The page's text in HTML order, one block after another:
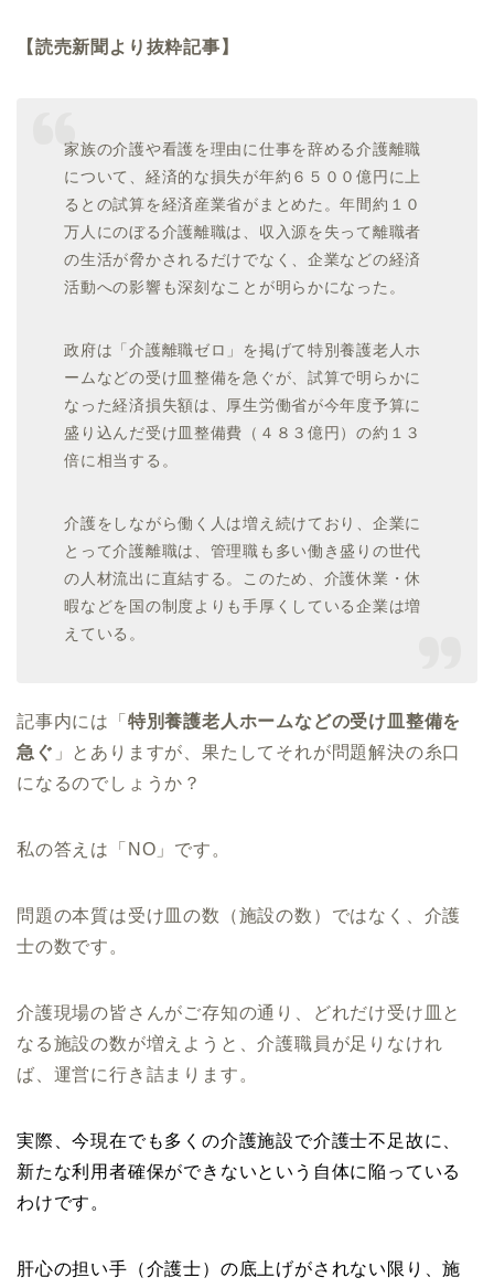
【読売新聞より抜粋記事】
家族の介護や看護を理由に仕事を辞める介護離職
について、 経済的な損失が年約６５００億円に上
るとの試算を経済産業省がま とめた。年間約１０
万人にのぼる介護離職は、 収入源を失って離職者
の生活が脅かされるだけでなく、 企業などの経済
活動への影響も深刻なことが明らかになった。
政府は「介護離職ゼロ」 を掲げて特別養護老人ホ
ームなどの受け皿整備を急ぐが、 試算で明らかに
なった経済損失額は、 厚生労働省が今年度予算に
盛り込んだ受け皿整備費（４８３億円）の約１３
倍に相当する。
介護をしながら働く人は増え続けており、 企業に
とって介護離職は、 管理職も多い働き盛りの世代
の人材流出に直結する。このため、 介護休業 ・休
暇などを国の制度よりも手厚くしている企業は増
えている。
記事内には「 特別養護老人ホームなどの受け皿整備を
急ぐ 」 とありますが、果たしてそれが問題解決の糸口
になるのでしょうか？
私の答えは「NO」です。
問題の本質は受け皿の数（施設の数）ではなく、介護
士の数です。
介護現場の皆さんがご存知の通り、どれだけ受け皿と
なる施設の数が増えようと、介護職員が足りなけれ
ば、運営に行き詰まります。
実際、今現在でも多くの介護施設で介護士不足故に、
新たな利用者確保ができないとい う自体に陥っている
わけです。
肝心の担い手（介護士）の底上げがされない限り、施